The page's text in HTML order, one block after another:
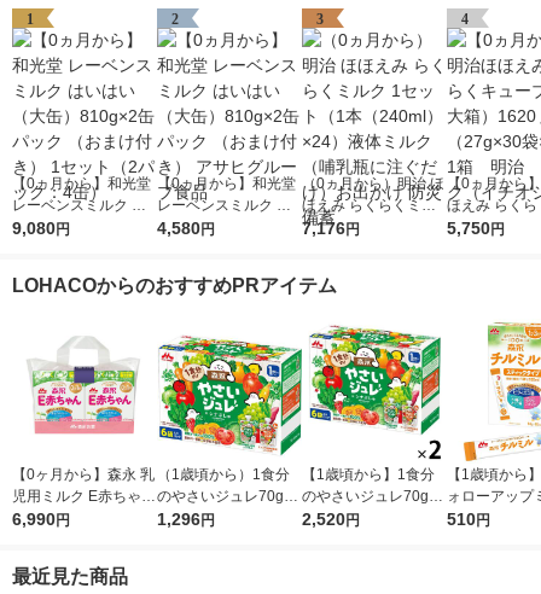
1
【0ヵ月から】和光堂
レーベンスミルク は
いはい（大缶）810g×
ク：4缶）
9,080円
2
【0ヵ月から】和光堂
レーベンスミルク は
いはい（大缶）810g×
食品
4,580円
3
（0ヵ月から）明治 ほ
ほえみ らくらくミル
ク 1セット（1本（24
け）お出かけ 防災 備
7,176円
4
【0ヵ月から
ほえみ らくら
ーブ（特大箱
5,750円
LOHACOからのおすすめPRアイテム
【0ヶ月から】森永 乳
児用ミルク E赤ちゃん
エコらくパックつめか
乳業 粉ミルク
6,990円
（1歳頃から）1食分
のやさいジュレ70g×6
袋 アソート品 1箱 森
1,296円
【1歳頃から】1食分
のやさいジュレ70g×6
袋 アソート品 2箱 森
2,520円
【1歳頃から
ォローアップ
チルミル ステ
510円
最近見た商品